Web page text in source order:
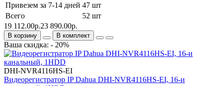
Привезем за 7-14 дней 47 шт
Всего
52 шт
19 112.00р.23 890.00р.
В корзину В комплект
Ваша скидка: - 20%
DHI-NVR4116HS-EI
Видеорегистратор IP Dahua DHI-NVR4116HS-EI, 16-и